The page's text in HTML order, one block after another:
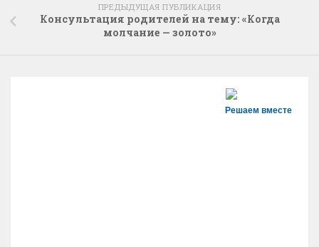
ПРЕДЫДУЩАЯ ПУБЛИКАЦИЯ
Консультация родителей на тему: «Когда
молчание — золото»
Решаем вместе